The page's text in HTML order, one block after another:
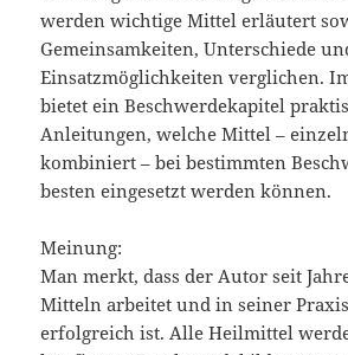
werden wichtige Mittel erläutert
Gemeinsamkeiten, Unterschiede
Einsatzmöglichkeiten verglichen.
bietet ein Beschwerdekapitel
Anleitungen, welche Mittel –
kombiniert – bei bestimmten
besten eingesetzt werden können.
Meinung:
Man merkt, dass der Autor seit
Mitteln arbeitet und in seiner
erfolgreich ist. Alle Heilmittel